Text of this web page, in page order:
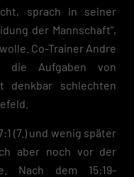
sprach in seiner
der Mannschaft“,
Co-Trainer Andre
die Aufgaben von
denkbar schlechten
(7.) und wenig später
aber noch vor der
Nach dem 15:19-